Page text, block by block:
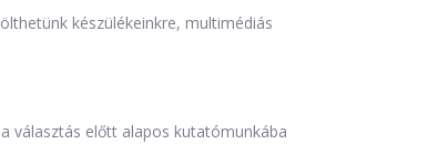
készülékeinkre, multimédiás
választás előtt alapos kutatómunkába